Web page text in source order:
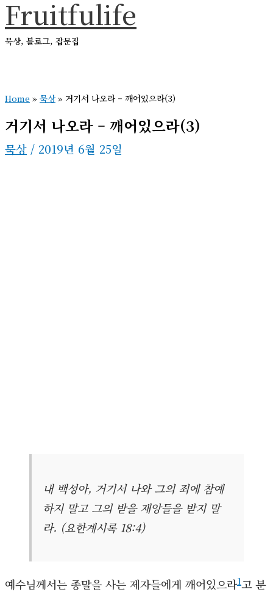
콘
텐
츠
너
뛰
기
Fruitfulife
묵상, 블로그, 잡문집
메
Home » 묵상 » 거기서 나오라 – 깨어있으라(3)
거기서 나오라 – 깨어있으라(3)
묵상 / 2019년 6월 25일
내 백성아, 거기서 나와 그의 죄에 참예
하지 말고 그의 받을 재앙들을 받지 말
라. (요한계시록 18:4)
예수님께서는 종말을 사는 제자들에게 깨어있으라1고 분